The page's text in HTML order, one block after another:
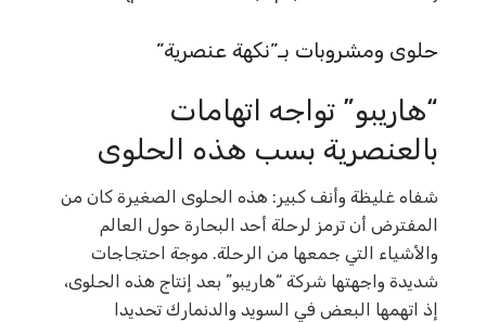
حلوى ومشروبات بـ”نكهة عنصرية”
“هاريبو” تواجه اتهامات
بالعنصرية بسب هذه الحلوى
شفاه غليظة وأنف كبير: هذه الحلوى الصغيرة كان من
المفترض أن ترمز لرحلة أحد البحارة حول العالم
والأشياء التي جمعها من الرحلة. موجة احتجاجات
شديدة واجهتها شركة “هاريبو” بعد إنتاج هذه الحلوى،
إذ اتهمها البعض في السويد والدنمارك تحديدا